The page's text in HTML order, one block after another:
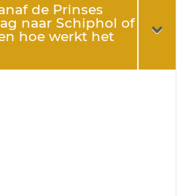
de Prinses
naar Schiphol of
hoe werkt het